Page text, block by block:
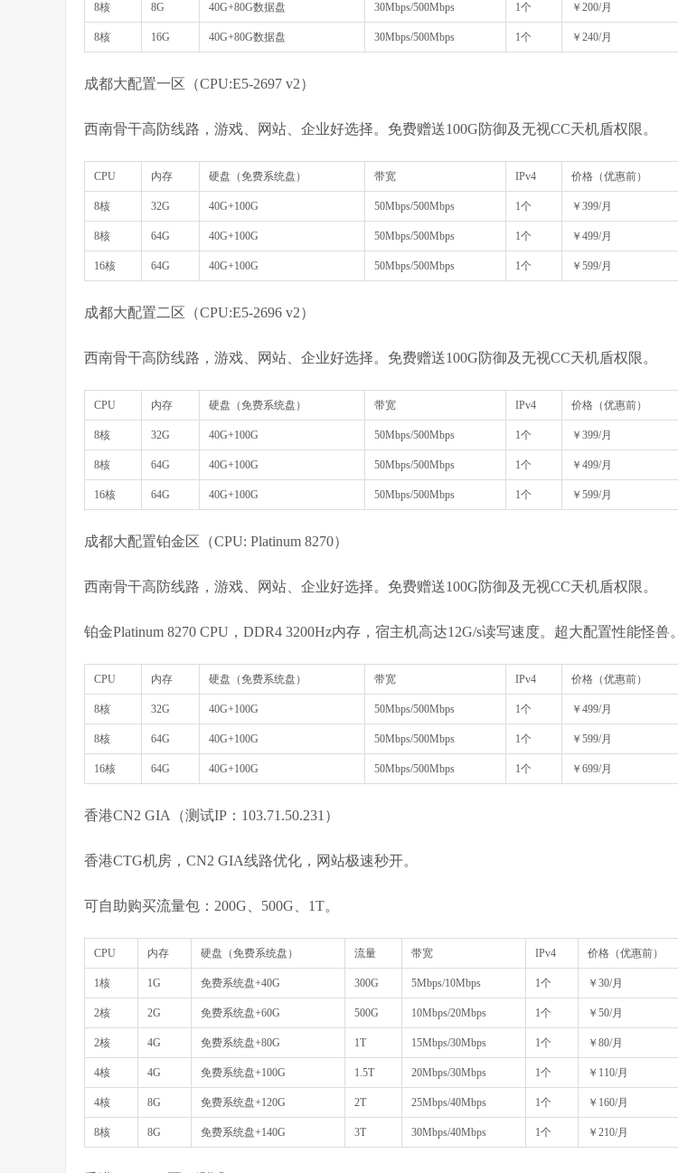
8核 8G 40G+80G数据盘 30Mbps/500Mbps 1个 ￥200/月
8核 16G 40G+80G数据盘 30Mbps/500Mbps 1个 ￥240/月
成都大配置一区（CPU:E5-2697 v2）
西南骨干高防线路，游戏、网站、企业好选择。免费赠送100G防御及无视CC天机盾权限。
CPU 内存 硬盘（免费系统盘） 带宽 IPv4 价格（优惠前）
8核 32G 40G+100G 50Mbps/500Mbps 1个 ￥399/月
8核 64G 40G+100G 50Mbps/500Mbps 1个 ￥499/月
16核 64G 40G+100G 50Mbps/500Mbps 1个 ￥599/月
成都大配置二区（CPU:E5-2696 v2）
西南骨干高防线路，游戏、网站、企业好选择。免费赠送100G防御及无视CC天机盾权限。
CPU 内存 硬盘（免费系统盘） 带宽 IPv4 价格（优惠前）
8核 32G 40G+100G 50Mbps/500Mbps 1个 ￥399/月
8核 64G 40G+100G 50Mbps/500Mbps 1个 ￥499/月
16核 64G 40G+100G 50Mbps/500Mbps 1个 ￥599/月
成都大配置铂金区（CPU: Platinum 8270）
西南骨干高防线路，游戏、网站、企业好选择。免费赠送100G防御及无视CC天机盾权限。
铂金Platinum 8270 CPU，DDR4 3200Hz内存，宿主机高达12G/s读写速度。超大配置性能怪兽。
CPU 内存 硬盘（免费系统盘） 带宽 IPv4 价格（优惠前）
8核 32G 40G+100G 50Mbps/500Mbps 1个 ￥499/月
8核 64G 40G+100G 50Mbps/500Mbps 1个 ￥599/月
16核 64G 40G+100G 50Mbps/500Mbps 1个 ￥699/月
香港CN2 GIA（测试IP：103.71.50.231）
香港CTG机房，CN2 GIA线路优化，网站极速秒开。
可自助购买流量包：200G、500G、1T。
CPU 内存 硬盘（免费系统盘） 流量 带宽 IPv4 价格（优惠前）
1核 1G 免费系统盘+40G 300G 5Mbps/10Mbps 1个 ￥30/月
2核 2G 免费系统盘+60G 500G 10Mbps/20Mbps 1个 ￥50/月
2核 4G 免费系统盘+80G 1T 15Mbps/30Mbps 1个 ￥80/月
4核 4G 免费系统盘+100G 1.5T 20Mbps/30Mbps 1个 ￥110/月
4核 8G 免费系统盘+120G 2T 25Mbps/40Mbps 1个 ￥160/月
8核 8G 免费系统盘+140G 3T 30Mbps/40Mbps 1个 ￥210/月